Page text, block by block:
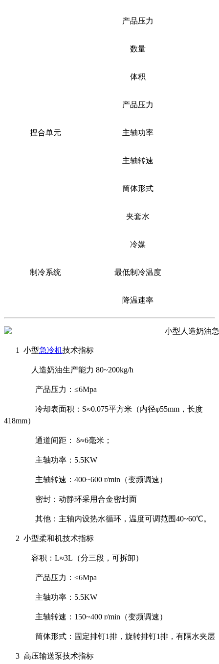
产品压力
捏合单元
数量
体积
产品压力
主轴功率
主轴转速
筒体形式
夹套水
制冷系统
冷媒
最低制冷温度
降温速率
1 小型急冷机技术指标
人造奶油生产能力 80~200kg/h
产品压力：≤6Mpa
冷却表面积：S≈0.075平方米（内径φ55mm，长度
418mm）
通道间距： δ≈6毫米；
主轴功率：5.5KW
主轴转速：400~600 r/min（变频调速）
密封：动静环采用合金密封面
其他：主轴内设热水循环，温度可调范围40~60℃。
2 小型柔和机技术指标
容积：L≈3L（分三段，可拆卸）
产品压力：≤6Mpa
主轴功率：5.5KW
主轴转速：150~400 r/min（变频调速）
筒体形式：固定排钉1排，旋转排钉1排，有隔水夹层
3 高压输送泵技术指标